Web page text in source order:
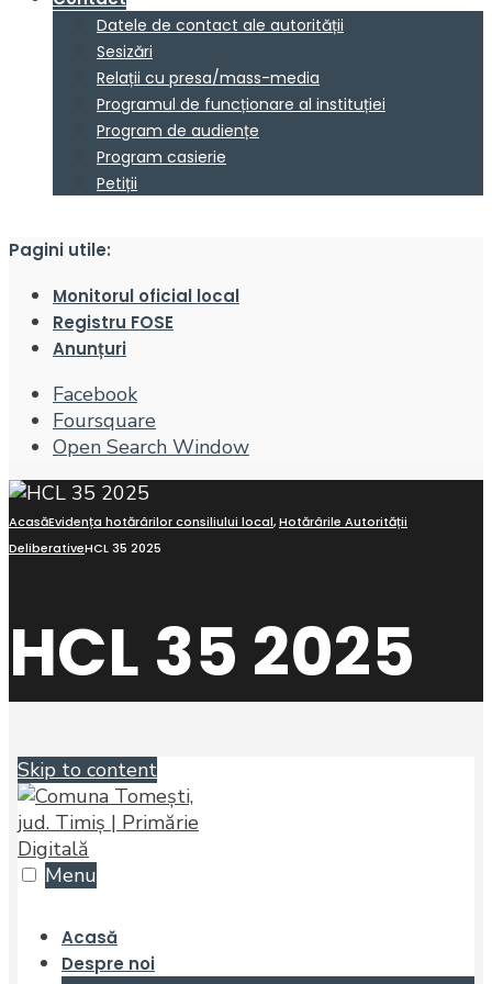
Datele de contact ale autorității
Sesizări
Relații cu presa/mass-media
Programul de funcționare al instituției
Program de audiențe
Program casierie
Petiții
Pagini utile:
Monitorul oficial local
Registru FOSE
Anunțuri
Facebook
Foursquare
Open Search Window
AcasăEvidența hotărârilor consiliului local,Hotărârile Autorității
DeliberativeHCL 35 2025
HCL 35 2025